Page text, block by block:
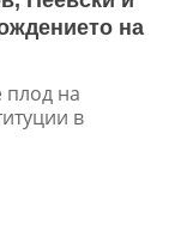
на
на
в